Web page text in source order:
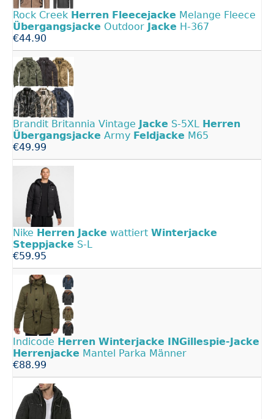
Rock Creek Herren Fleecejacke Melange Fleece
Übergangsjacke Outdoor Jacke H-367
€44.90
Brandit Britannia Vintage Jacke S-5XL Herren
Übergangsjacke Army Feldjacke M65
€49.99
Nike Herren Jacke wattiert Winterjacke
Steppjacke S-L
€59.95
Indicode Herren Winterjacke INGillespie-Jacke
Herrenjacke Mantel Parka Männer
€88.99